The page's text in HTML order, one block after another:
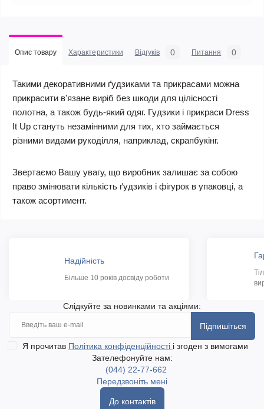
Опис товару Характеристики Відгуків 0 Питання 0
Такими декоративними ґудзиками та прикрасами можна
прикрасити в'язане виріб без шкоди для цілісності
полотна, а також будь-який одяг. Гудзики і прикраси Dress
It Up стануть незамінними для тих, хто займається
різними видами рукоділля, наприклад, скрапбукінг.
Звертаємо Вашу увагу, що виробник залишає за собою
право змінювати кількість ґудзиків і фігурок в упаковці, а
також асортимент.
Надійність
Більше 10 років досвіду роботи
Слідкуйте за новинками та акціями:
Підпишіться
Я прочитав Політика конфіденційності і згоден з вимогами
Зателефонуйте нам:
(044) 22-77-662
Передзвоніть мені
До контактів